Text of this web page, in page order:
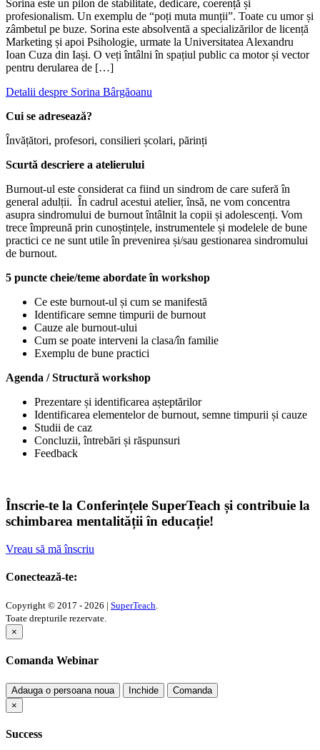
Sorina este un pilon de stabilitate, dedicare, coerență și
profesionalism. Un exemplu de “poți muta munții”. Toate cu umor și
zâmbetul pe buze. Sorina este absolventă a specializărilor de licență
Marketing și apoi Psihologie, urmate la Universitatea Alexandru
Ioan Cuza din Iași. O veți întâlni în spațiul public ca motor și vector
pentru derularea de […]
Detalii despre Sorina Bârgăoanu
Cui se adresează?
Învățători, profesori, consilieri școlari, părinți
Scurtă descriere a atelierului
Burnout-ul este considerat ca fiind un sindrom de care suferă în
general adulții. În cadrul acestui atelier, însă, ne vom concentra
asupra sindromului de burnout întâlnit la copii și adolescenți. Vom
trece împreună prin cunoștințele, instrumentele și modelele de bune
practici ce ne sunt utile în prevenirea și/sau gestionarea sindromului
de burnout.
5 puncte cheie/teme abordate în workshop
Ce este burnout-ul și cum se manifestă
Identificare semne timpurii de burnout
Cauze ale burnout-ului
Cum se poate interveni la clasa/în familie
Exemplu de bune practici
Agenda / Structură workshop
Prezentare și identificarea așteptărilor
Identificarea elementelor de burnout, semne timpurii și cauze
Studii de caz
Concluzii, întrebări și răspunsuri
Feedback
Înscrie-te la Conferințele SuperTeach și contribuie la
schimbarea mentalității în educație!
Vreau să mă înscriu
Conectează-te:
Copyright © 2017 - 2026 | SuperTeach.
Toate drepturile rezervate.
×
Comanda Webinar
Adauga o persoana noua Inchide
Comanda
×
Success